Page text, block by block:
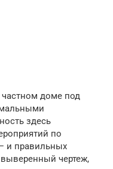
доме под
здесь
по
и правильных
чертеж,